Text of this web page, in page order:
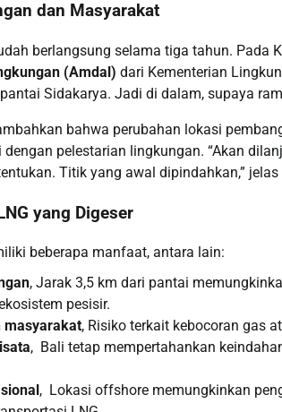
dan Masyarakat
berlangsung selama tiga tahun. Pada
(Amdal) dari Kementerian
Sidakarya. Jadi di dalam, supaya
bahwa perubahan lokasi
pelestarian lingkungan. “Akan
Titik yang awal dipindahkan,” jelas
yang Digeser
beberapa manfaat, antara lain:
, Jarak 3,5 km dari pantai
pesisir.
masyarakat, Risiko terkait kebocoran gas
, Bali tetap mempertahankan
, Lokasi offshore memungkinkan